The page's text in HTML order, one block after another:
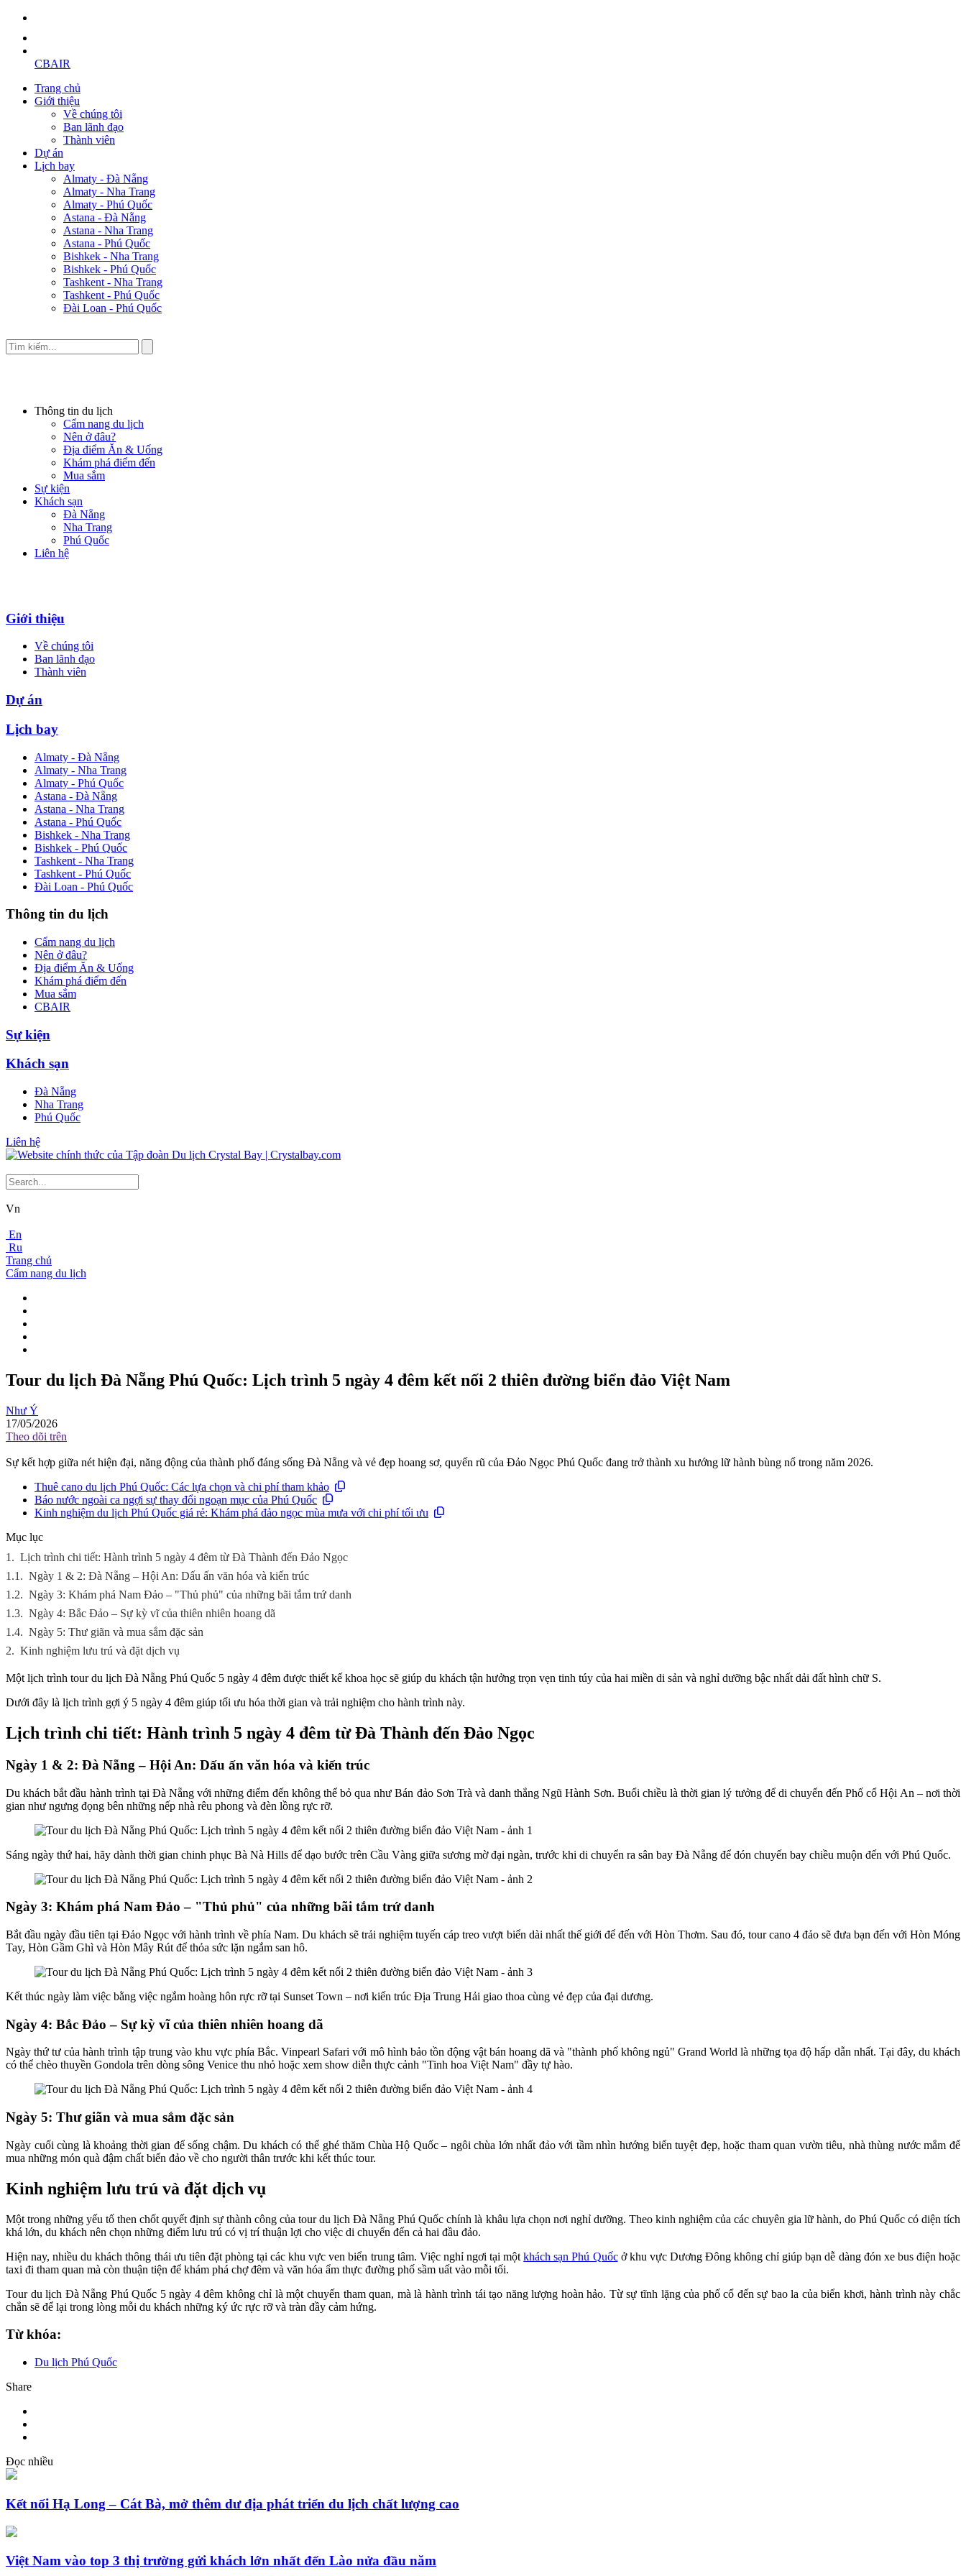
CBAIR
Trang chủ
Giới thiệu
Về chúng tôi
Ban lãnh đạo
Thành viên
Dự án
Lịch bay
Almaty - Đà Nẵng
Almaty - Nha Trang
Almaty - Phú Quốc
Astana - Đà Nẵng
Astana - Nha Trang
Astana - Phú Quốc
Bishkek - Nha Trang
Bishkek - Phú Quốc
Tashkent - Nha Trang
Tashkent - Phú Quốc
Đài Loan - Phú Quốc
Thông tin du lịch
Cẩm nang du lịch
Nên ở đâu?
Địa điểm Ăn & Uống
Khám phá điểm đến
Mua sắm
Sự kiện
Khách sạn
Đà Nẵng
Nha Trang
Phú Quốc
Liên hệ
Giới thiệu
Về chúng tôi
Ban lãnh đạo
Thành viên
Dự án
Lịch bay
Almaty - Đà Nẵng
Almaty - Nha Trang
Almaty - Phú Quốc
Astana - Đà Nẵng
Astana - Nha Trang
Astana - Phú Quốc
Bishkek - Nha Trang
Bishkek - Phú Quốc
Tashkent - Nha Trang
Tashkent - Phú Quốc
Đài Loan - Phú Quốc
Thông tin du lịch
Cẩm nang du lịch
Nên ở đâu?
Địa điểm Ăn & Uống
Khám phá điểm đến
Mua sắm
CBAIR
Sự kiện
Khách sạn
Đà Nẵng
Nha Trang
Phú Quốc
Liên hệ
Vn
En
Ru
Trang chủ
Cẩm nang du lịch
Tour du lịch Đà Nẵng Phú Quốc: Lịch trình 5 ngày 4 đêm kết nối 2 thiên đường biển đảo Việt Nam
Như Ý
17/05/2026
Theo dõi trên
Sự kết hợp giữa nét hiện đại, năng động của thành phố đáng sống Đà Nẵng và vẻ đẹp hoang sơ, quyến rũ của Đảo Ngọc Phú Quốc đang trở thành xu hướng lữ hành bùng nổ trong năm 2026.
Thuê cano du lịch Phú Quốc: Các lựa chọn và chi phí tham khảo
Báo nước ngoài ca ngợi sự thay đổi ngoạn mục của Phú Quốc
Kinh nghiệm du lịch Phú Quốc giá rẻ: Khám phá đảo ngọc mùa mưa với chi phí tối ưu
Mục lục
1. Lịch trình chi tiết: Hành trình 5 ngày 4 đêm từ Đà Thành đến Đảo Ngọc
1.1. Ngày 1 & 2: Đà Nẵng – Hội An: Dấu ấn văn hóa và kiến trúc
1.2. Ngày 3: Khám phá Nam Đảo – "Thủ phủ" của những bãi tắm trứ danh
1.3. Ngày 4: Bắc Đảo – Sự kỳ vĩ của thiên nhiên hoang dã
1.4. Ngày 5: Thư giãn và mua sắm đặc sản
2. Kinh nghiệm lưu trú và đặt dịch vụ
Một lịch trình tour du lịch Đà Nẵng Phú Quốc 5 ngày 4 đêm được thiết kế khoa học sẽ giúp du khách tận hưởng trọn vẹn tinh túy của hai miền di sản và nghỉ dưỡng bậc nhất dải đất hình chữ S.
Dưới đây là lịch trình gợi ý 5 ngày 4 đêm giúp tối ưu hóa thời gian và trải nghiệm cho hành trình này.
Lịch trình chi tiết: Hành trình 5 ngày 4 đêm từ Đà Thành đến Đảo Ngọc
Ngày 1 & 2: Đà Nẵng – Hội An: Dấu ấn văn hóa và kiến trúc
Du khách bắt đầu hành trình tại Đà Nẵng với những điểm đến không thể bỏ qua như Bán đảo Sơn Trà và danh thắng Ngũ Hành Sơn. Buổi chiều là thời gian lý tưởng để di chuyển đến Phố cổ Hội An – nơi thời
gian như ngưng đọng bên những nếp nhà rêu phong và đèn lồng rực rỡ.
Sáng ngày thứ hai, hãy dành thời gian chinh phục Bà Nà Hills để dạo bước trên Cầu Vàng giữa sương mờ đại ngàn, trước khi di chuyển ra sân bay Đà Nẵng để đón chuyến bay chiều muộn đến với Phú Quốc.
Ngày 3: Khám phá Nam Đảo – "Thủ phủ" của những bãi tắm trứ danh
Bắt đầu ngày đầu tiên tại Đảo Ngọc với hành trình về phía Nam. Du khách sẽ trải nghiệm tuyến cáp treo vượt biển dài nhất thế giới để đến với Hòn Thơm. Sau đó, tour cano 4 đảo sẽ đưa bạn đến với Hòn Móng
Tay, Hòn Gầm Ghì và Hòn Mây Rút để thỏa sức lặn ngắm san hô.
Kết thúc ngày làm việc bằng việc ngắm hoàng hôn rực rỡ tại Sunset Town – nơi kiến trúc Địa Trung Hải giao thoa cùng vẻ đẹp của đại dương.
Ngày 4: Bắc Đảo – Sự kỳ vĩ của thiên nhiên hoang dã
Ngày thứ tư của hành trình tập trung vào khu vực phía Bắc. Vinpearl Safari với mô hình bảo tồn động vật bán hoang dã và "thành phố không ngủ" Grand World là những tọa độ hấp dẫn nhất. Tại đây, du khách
có thể chèo thuyền Gondola trên dòng sông Venice thu nhỏ hoặc xem show diễn thực cảnh "Tinh hoa Việt Nam" đầy tự hào.
Ngày 5: Thư giãn và mua sắm đặc sản
Ngày cuối cùng là khoảng thời gian để sống chậm. Du khách có thể ghé thăm Chùa Hộ Quốc – ngôi chùa lớn nhất đảo với tầm nhìn hướng biển tuyệt đẹp, hoặc tham quan vườn tiêu, nhà thùng nước mắm để
mua những món quà đậm chất biển đảo về cho người thân trước khi kết thúc tour.
Kinh nghiệm lưu trú và đặt dịch vụ
Một trong những yếu tố then chốt quyết định sự thành công của tour du lịch Đà Nẵng Phú Quốc chính là khâu lựa chọn nơi nghỉ dưỡng. Theo kinh nghiệm của các chuyên gia lữ hành, do Phú Quốc có diện tích
khá lớn, du khách nên chọn những điểm lưu trú có vị trí thuận lợi cho việc di chuyển đến cả hai đầu đảo.
Hiện nay, nhiều du khách thông thái ưu tiên đặt phòng tại các khu vực ven biển trung tâm. Việc nghỉ ngơi tại mộtkhách sạn Phú Quốcở khu vực Dương Đông không chỉ giúp bạn dễ dàng đón xe bus điện hoặc
taxi đi tham quan mà còn thuận tiện để khám phá chợ đêm và văn hóa ẩm thực đường phố sầm uất vào mỗi tối.
Tour du lịch Đà Nẵng Phú Quốc 5 ngày 4 đêm không chỉ là một chuyến tham quan, mà là hành trình tái tạo năng lượng hoàn hảo. Từ sự tĩnh lặng của phố cổ đến sự bao la của biển khơi, hành trình này chắc
chắn sẽ để lại trong lòng mỗi du khách những ký ức rực rỡ và tràn đầy cảm hứng.
Từ khóa:
Du lịch Phú Quốc
Share
Đọc nhiều
Kết nối Hạ Long – Cát Bà, mở thêm dư địa phát triển du lịch chất lượng cao
Việt Nam vào top 3 thị trường gửi khách lớn nhất đến Lào nửa đầu năm